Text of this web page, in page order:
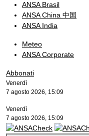
ANSA Brasil
ANSA China 中国
ANSA India
Meteo
ANSA Corporate
Abbonati
Venerdì
7 agosto 2026, 15:09
Venerdì
7 agosto 2026, 15:09